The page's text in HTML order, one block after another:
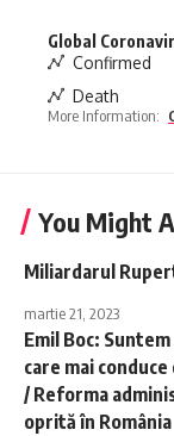
Global
Confirmed
Death
More Information:
You Might
Miliardarul
martie 21, 2023
Emil Boc:
care mai
/ Reforma
oprită în România